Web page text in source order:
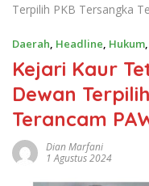
Terpilih PKB Tersangka
Daerah, Headline, Hukum,
Kejari Kaur
Dewan
Terancam
Dian Marfani
1 Agustus 2024